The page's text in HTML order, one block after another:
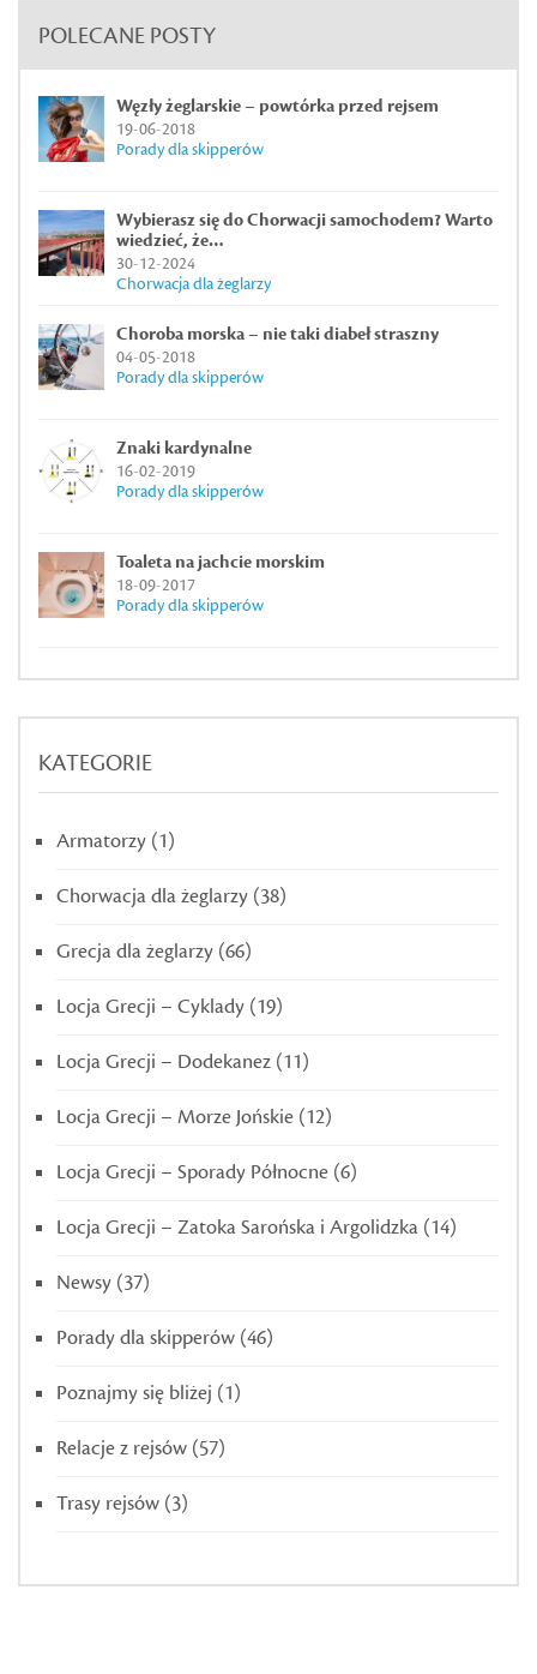
POLECANE POSTY
Węzły żeglarskie – powtórka przed rejsem
19-06-2018
Porady dla skipperów
Wybierasz się do Chorwacji samochodem? Warto
wiedzieć, że…
30-12-2024
Chorwacja dla żeglarzy
Choroba morska – nie taki diabeł straszny
04-05-2018
Porady dla skipperów
Znaki kardynalne
16-02-2019
Porady dla skipperów
Toaleta na jachcie morskim
18-09-2017
Porady dla skipperów
KATEGORIE
Armatorzy (1)
Chorwacja dla żeglarzy (38)
Grecja dla żeglarzy (66)
Locja Grecji – Cyklady (19)
Locja Grecji – Dodekanez (11)
Locja Grecji – Morze Jońskie (12)
Locja Grecji – Sporady Północne (6)
Locja Grecji – Zatoka Sarońska i Argolidzka (14)
Newsy (37)
Porady dla skipperów (46)
Poznajmy się bliżej (1)
Relacje z rejsów (57)
Trasy rejsów (3)